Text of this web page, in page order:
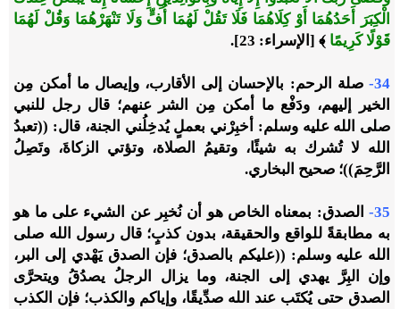
الْكِبَرَ أَحَدُهُمَا أَوْ كِلَاهُمَا فَلَا تَقُلْ لَهُمَا أُفٍّ وَلَا تَنْهَرْهُمَا وَقُلْ لَهُمَا
قَوْلًا كَرِيمًا ﴾ [الإسراء: 23].
34-
صلة الرحم: بالإحسان إلى الأقارب، وإيصال ما أمكن مِن
الخير إليهم، ودَفْع ما أمكن مِن الشر عنهم؛ قال رجل للنبي
صلى الله عليه وسلم: أخبِرْني بعملٍ يُدخِلُني الجنة، قال: ((تعبدُ
الله لا تُشرك به شيئًا، وتقيمُ الصلاة، وتؤتي الزكاةَ، وتَصِلُ
الرَّحِمَ))؛ صحيح البخاري.
35-
الصدق: بمعناه الخاص هو أن نُخبِر عن الشيء على ما هو
به مطابقةً للواقع والحقيقة، بدون كذبٍ؛ قال رسول الله صلى
الله عليه وسلم: ((عليكم بالصدق؛ فإن الصدق يَهْدي إلى البر،
وإن البِرَّ يهدي إلى الجنة، وما يزال الرجلُ يصدُقُ ويتحرَّى
الصدق حتى يُكتَب عند الله صدِّيقًا، وإياكم والكذب؛ فإن الكذب